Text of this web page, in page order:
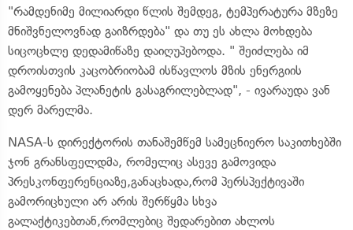
"რამდენიმე მილიარდი წლის შემდეგ, ტემპერატურა მზეზე
მნიშვნელოვნად გაიზრდება" და თუ ეს ახლა მოხდება
სიცოცხლე დედამიწაზე დაიღუპებოდა. " შეიძლება იმ
დროისთვის კაცობრიობამ ისწავლოს მზის ენერგიის
გამოყენება პლანეტის გასაგრილებლად", - ივარაუდა ვან
დერ მარელმა.
NASA-ს დირექტორის თანაშემწემ სამეცნიერო საკითხებში
ჯონ გრანსფელდმა, რომელიც ასევე გამოვიდა
პრესკონფერენციაზე,განაცხადა,რომ პერსპექტივაში
გამორიცხული არ არის შერწყმა სხვა
გალაქტიკებთან,რომლებიც შედარებით ახლოს